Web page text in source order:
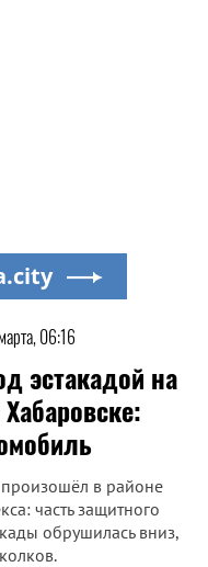
06:16
эстакадой на
в районе
часть защитного
обрушилась вниз,